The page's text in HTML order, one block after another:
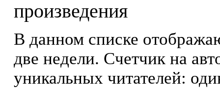
произведения
В данном списке
две недели. Счетчик на
уникальных читателей: